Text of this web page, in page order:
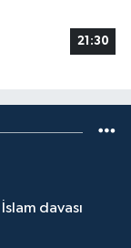
21:30
davası